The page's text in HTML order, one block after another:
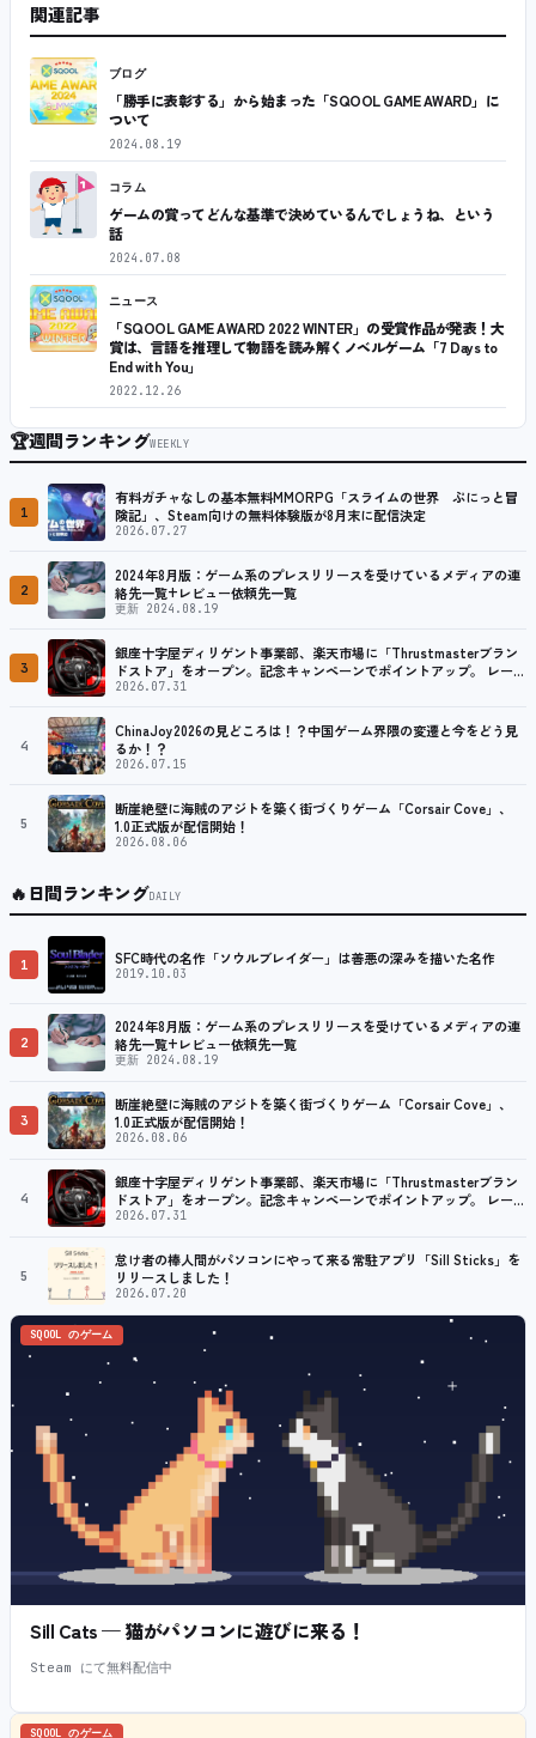
関連記事
ブログ
「勝手に表彰する」から始まった「SQOOL GAME AWARD」に
ついて
2024.08.19
コラム
ゲームの賞ってどんな基準で決めているんでしょうね、という
話
2024.07.08
ニュース
「SQOOL GAME AWARD 2022 WINTER」の受賞作品が発表！大
賞は、言語を推理して物語を読み解くノベルゲーム「7 Days to
End with You」
2022.12.26
🏆週間ランキングWEEKLY
1
有料ガチャなしの基本無料MMORPG「スライムの世界 ぷにっと冒
険記」、Steam向けの無料体験版が8月末に配信決定
2026.07.27
2
2024年8月版：ゲーム系のプレスリリースを受けているメディアの連
絡先一覧+レビュー依頼先一覧
更新 2024.08.19
3
銀座十字屋ディリゲント事業部、楽天市場に「Thrustmasterブラン
ドストア」をオープン。記念キャンペーンでポイントアップ。 レーシ
ング／フライトシム向けコントローラーを中心に、幅広くラインナッ
2026.07.31
4
ChinaJoy2026の見どころは！？中国ゲーム界隈の変遷と今をどう見
るか！？
2026.07.15
5
断崖絶壁に海賊のアジトを築く街づくりゲーム「Corsair Cove」、
1.0正式版が配信開始！
2026.08.06
🔥日間ランキングDAILY
1 SFC時代の名作「ソウルブレイダー」は善悪の深みを描いた名作
2019.10.03
2
2024年8月版：ゲーム系のプレスリリースを受けているメディアの連
絡先一覧+レビュー依頼先一覧
更新 2024.08.19
3
断崖絶壁に海賊のアジトを築く街づくりゲーム「Corsair Cove」、
1.0正式版が配信開始！
2026.08.06
4
銀座十字屋ディリゲント事業部、楽天市場に「Thrustmasterブラン
ドストア」をオープン。記念キャンペーンでポイントアップ。 レーシ
ング／フライトシム向けコントローラーを中心に、幅広くラインナッ
2026.07.31
5
怠け者の棒人間がパソコンにやって来る常駐アプリ「Sill Sticks」を
リリースしました！
2026.07.20
SQOOL のゲーム
Sill Cats — 猫がパソコンに遊びに来る！
Steam にて無料配信中
SQOOL のゲーム